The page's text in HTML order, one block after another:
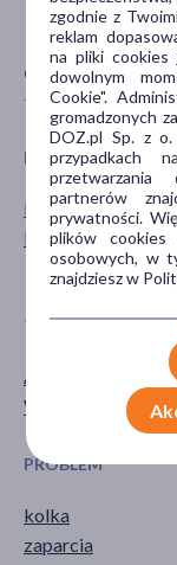
CECHY
PŁEĆ
Mężczyzna
Kobieta
TYP PRODUKTU
Akcesoria
Wyrób medyczny
PROBLEM
kolka
zaparcia
zgodnie z
reklam
na pliki
dowolnym
Cookie".
gromadzonych
DOZ.pl Sp. z
przypadkach
partnerów
prywatności.
plików cookies
osobowych, w
znajdziesz w